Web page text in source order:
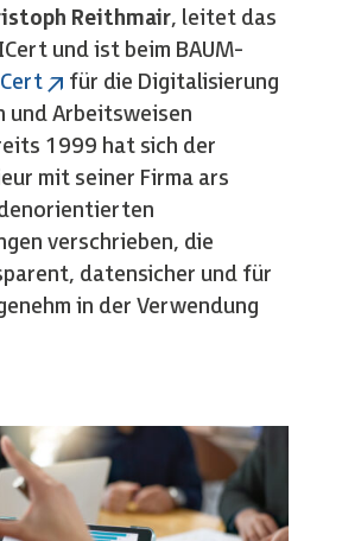
Reithmair, leitet das
und ist beim BAUM-
für die Digitalisierung
und Arbeitsweisen
1999 hat sich der
mit seiner Firma ars
verschrieben, die
datensicher und für
in der Verwendung